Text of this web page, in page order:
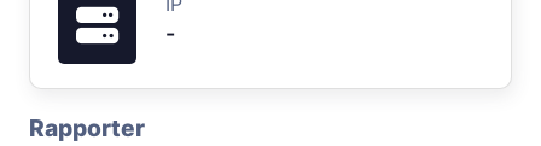
-
Rapporter